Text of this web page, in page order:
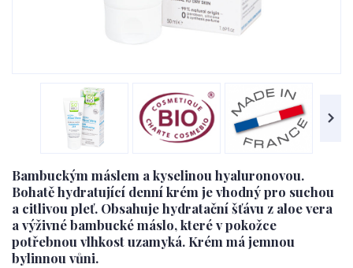
Bambuckým máslem a kyselinou hyaluronovou.
Bohatě hydratující denní krém je vhodný pro suchou
a citlivou pleť. Obsahuje hydratační šťávu z aloe vera
a výživné bambucké máslo, které v pokožce
potřebnou vlhkost uzamyká. Krém má jemnou
bylinnou vůni.